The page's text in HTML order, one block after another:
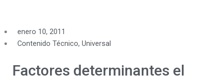
enero 10, 2011
Contenido Técnico, Universal
Factores determinantes el